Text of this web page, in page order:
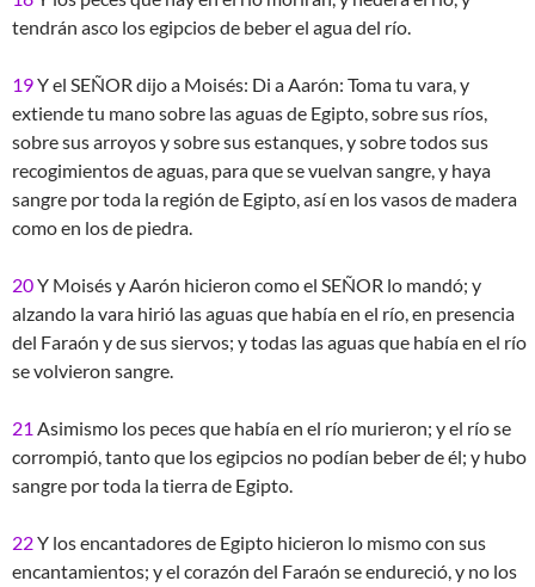
tendrán asco los egipcios de beber el agua del río.
19Y el SEÑOR dijo a Moisés: Di a Aarón: Toma tu vara, y
extiende tu mano sobre las aguas de Egipto, sobre sus ríos,
sobre sus arroyos y sobre sus estanques, y sobre todos sus
recogimientos de aguas, para que se vuelvan sangre, y haya
sangre por toda la región de Egipto, así en los vasos de madera
como en los de piedra.
20Y Moisés y Aarón hicieron como el SEÑOR lo mandó; y
alzando la vara hirió las aguas que había en el río, en presencia
del Faraón y de sus siervos; y todas las aguas que había en el río
se volvieron sangre.
21 Asimismo los peces que había en el río murieron; y el río se
corrompió, tanto que los egipcios no podían beber de él; y hubo
sangre por toda la tierra de Egipto.
22Y los encantadores de Egipto hicieron lo mismo con sus
encantamientos; y el corazón del Faraón se endureció, y no los